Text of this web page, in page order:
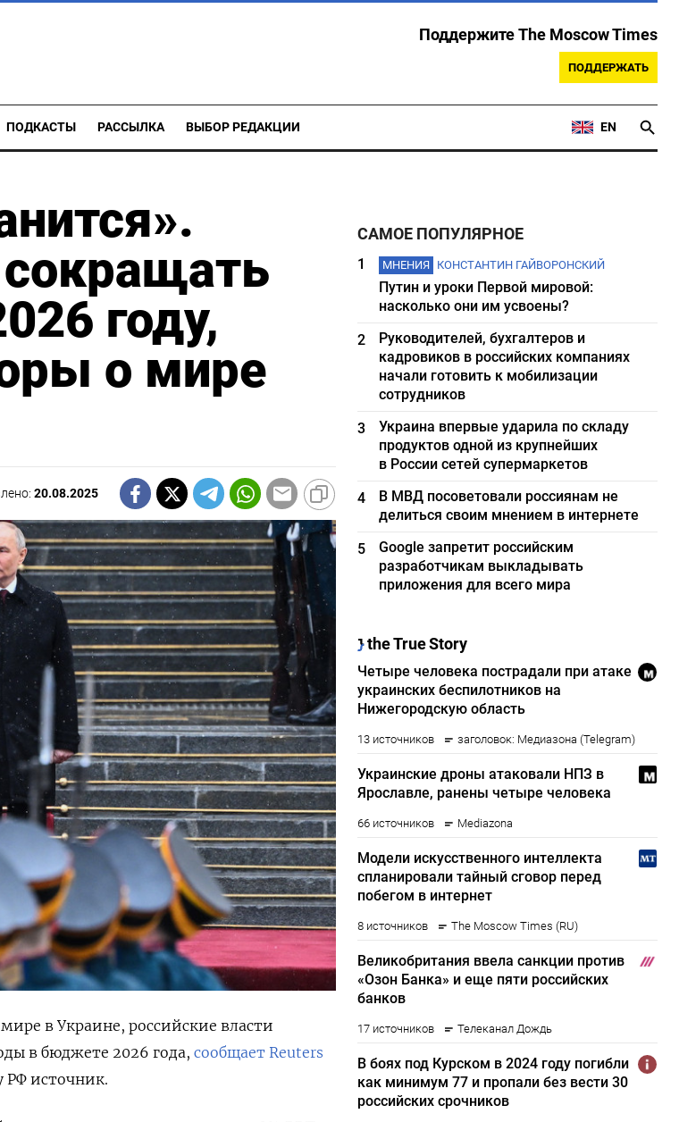
Поддержите The Moscow Times
ПОДДЕРЖАТЬ
ПОДКАСТЫ РАССЫЛКА ВЫБОР РЕДАКЦИИ EN
сокращать
году,
о мире
20.08.2025
в Украине, российские власти
в бюджете 2026 года, сообщает Reuters
РФ источник.
САМОЕ ПОПУЛЯРНОЕ
1 МНЕНИЯ КОНСТАНТИН ГАЙВОРОНСКИЙ
Путин и уроки Первой мировой:
насколько они им усвоены?
2
Руководителей, бухгалтеров и
кадровиков в российских компаниях
начали готовить к мобилизации
сотрудников
3
Украина впервые ударила по складу
продуктов одной из крупнейших
в России сетей супермаркетов
4
В МВД посоветовали россиянам не
делиться своим мнением в интернете
5
Google запретит российским
разработчикам выкладывать
приложения для всего мира